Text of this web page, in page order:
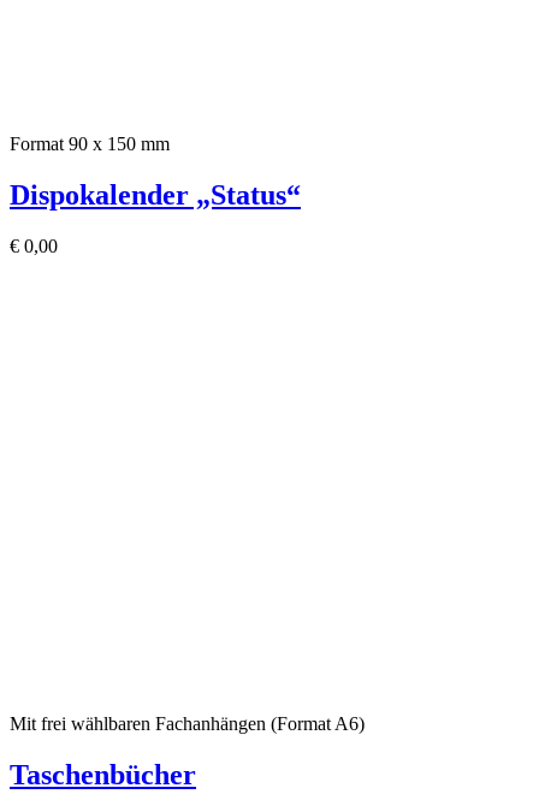
Format 90 x 150 mm
Dispokalender „Status“
€ 0,00
Mit frei wählbaren Fachanhängen (Format A6)
Taschenbücher